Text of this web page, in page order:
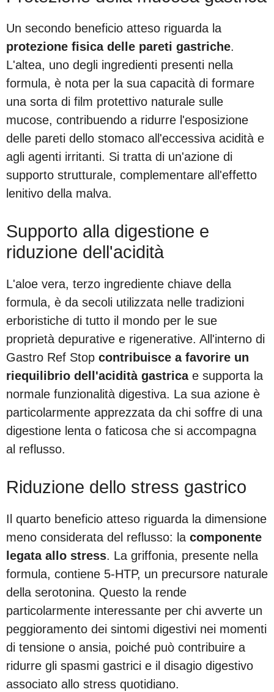
Un secondo beneficio atteso riguarda la
protezione fisica delle pareti gastriche.
L'altea, uno degli ingredienti presenti nella
formula, è nota per la sua capacità di formare
una sorta di film protettivo naturale sulle
mucose, contribuendo a ridurre l'esposizione
delle pareti dello stomaco all'eccessiva acidità e
agli agenti irritanti. Si tratta di un'azione di
supporto strutturale, complementare all'effetto
lenitivo della malva.
Supporto alla digestione e
riduzione dell'acidità
L'aloe vera, terzo ingrediente chiave della
formula, è da secoli utilizzata nelle tradizioni
erboristiche di tutto il mondo per le sue
proprietà depurative e rigenerative. All'interno di
Gastro Ref Stop contribuisce a favorire un
riequilibrio dell'acidità gastricae supporta la
normale funzionalità digestiva. La sua azione è
particolarmente apprezzata da chi soffre di una
digestione lenta o faticosa che si accompagna
al reflusso.
Riduzione dello stress gastrico
Il quarto beneficio atteso riguarda la dimensione
meno considerata del reflusso: la componente
legata allo stress. La griffonia, presente nella
formula, contiene 5-HTP, un precursore naturale
della serotonina. Questo la rende
particolarmente interessante per chi avverte un
peggioramento dei sintomi digestivi nei momenti
di tensione o ansia, poiché può contribuire a
ridurre gli spasmi gastrici e il disagio digestivo
associato allo stress quotidiano.